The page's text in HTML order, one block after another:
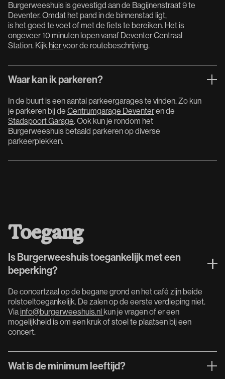
Burgerweeshuis is gevestigd aan de Bagijnenstraat 9 te
Deventer. Omdat het pand in de binnenstad ligt,
is het goed te voet of met de fiets te bereiken. Het is
ongeveer 10 minuten lopen vanaf Deventer Centraal
Station. Kijk hiervoor de routebeschrijving.
Waar kan ik parkeren?
In de buurt is een aantal parkeergarages te vinden. Zo kun
je parkeren bij de Centrumgarage Deventeren de
Stadspoort Garage. Ook kun je rondom het
Burgerweeshuis betaald parkeren op diverse
parkeerplekken.
Toegang
Is Burgerweeshuis toegankelijk met een
beperking?
De concertzaal op de begane grond en het café zijn beide
rolstoeltoegankelijk. De zalen op de eerste verdieping niet.
Via info@burgerweeshuis.nl kun je vragen of er een
mogelijkheid is om een kruk of stoel te plaatsen bij een
concert.
Wat is de minimum leeftijd?